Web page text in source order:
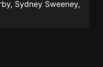
Sydney Sweeney,